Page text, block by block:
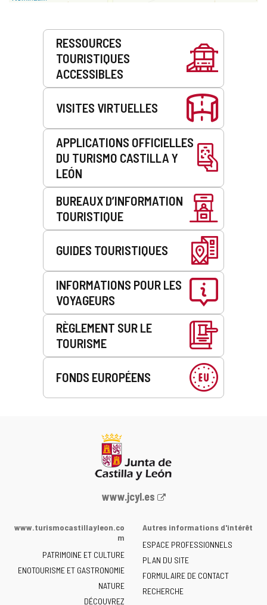
Prestations
RESSOURCES
TOURISTIQUES
ACCESSIBLES
VISITES VIRTUELLES
APPLICATIONS OFFICIELLES
DU TURISMO CASTILLA Y
LEÓN
BUREAUX D’INFORMATION
TOURISTIQUE
GUIDES TOURISTIQUES
INFORMATIONS POUR LES
VOYAGEURS
RÈGLEMENT SUR LE
TOURISME
FONDS EUROPÉENS
Portail
la
de
Castilla
y
León
www.jcyl.es
www.turismocastillayleon.co
m
PATRIMOINE ET CULTURE
ENOTOURISME ET GASTRONOMIE
NATURE
DÉCOUVREZ
Autres informations d'intérêt
ESPACE PROFESSIONNELS
PLAN DU SITE
FORMULAIRE DE CONTACT
RECHERCHE